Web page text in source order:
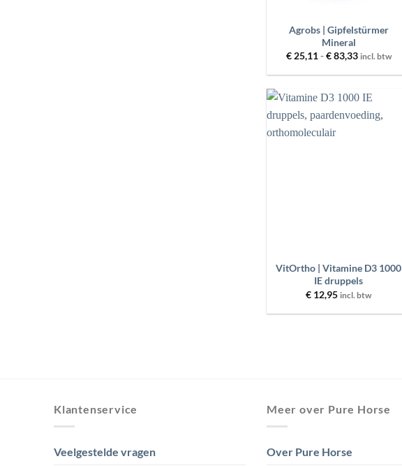
Agrobs | Gipfelstürmer
Mineral
€25,11-€83,33Prijsklasse:
tot
incl. btw
VitOrtho | Vitamine D3 1000
IE druppels
€ 12,95 incl. btw
Klantenservice
Veelgestelde vragen
Meer over Pure Horse
Over Pure Horse